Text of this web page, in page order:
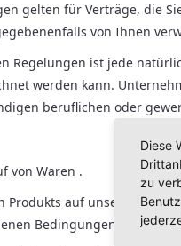
gelten für Verträge, die
von Ihnen
Regelungen ist jede
werden kann.
beruflichen oder
von Waren .
Produkts auf unserer
Bedingungen.
Diese
zu